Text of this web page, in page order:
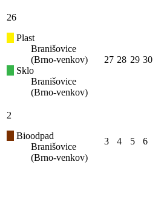
26
Plast
Branišovice
(Brno-venkov)
Sklo
Branišovice
(Brno-venkov)
27 28 29 30
2
Bioodpad
Branišovice
(Brno-venkov)
3 4 5 6